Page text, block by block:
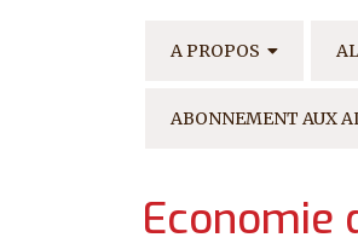
A PROPOS
ABONNEMENT AUX
Economie